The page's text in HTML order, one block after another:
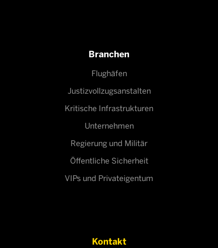
Branchen
Flughäfen
Justizvollzugsanstalten
Kritische Infrastrukturen
Unternehmen
Regierung und Militär
Öffentliche Sicherheit
VIPs und Privateigentum
Kontakt